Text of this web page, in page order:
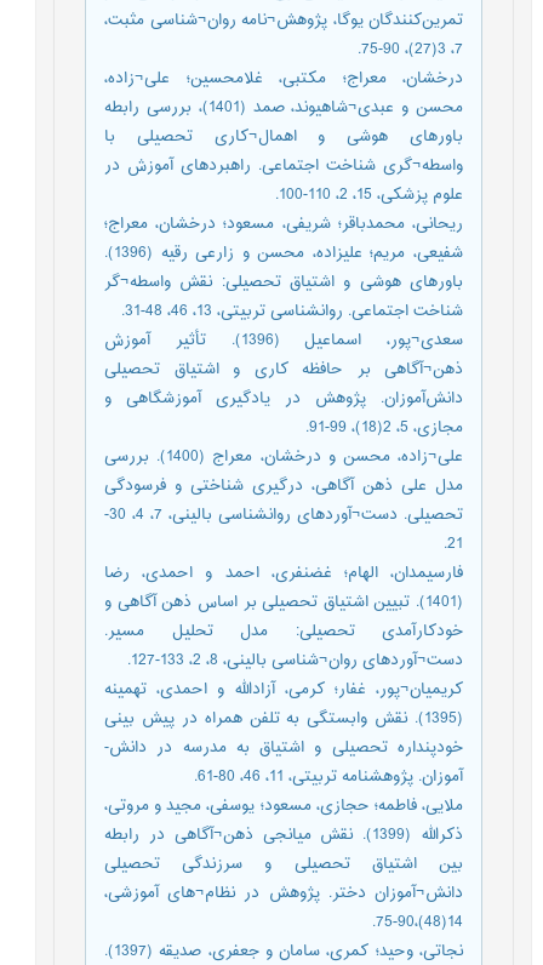
تمرین‌کنندگان یوگا، پژوهش¬نامه روان¬شناسی مثبت،
7، 3(27)، 90-75.
درخشان، معراج؛ مکتبی، غلامحسین؛ علی¬زاده،
محسن و عبدی¬شاهیوند، صمد (1401)، بررسی رابطه
باورهای هوشی و اهمال¬کاری تحصیلی با
واسطه¬گری شناخت اجتماعی. راهبردهای آموزش در
علوم پزشکی، 15، 2، 110-100.
ریحانی، محمدباقر؛ شریفی، مسعود؛ درخشان، معراج؛
شفیعی، مریم؛ علیزاده، محسن و زارعی رقیه (1396).
باورهای هوشی و اشتیاق تحصیلی: نقش واسطه¬گر
شناخت اجتماعی. روانشناسی تربیتی، 13، 46، 48-31.
سعدی¬پور، اسماعیل (1396). تأثیر آموزش
ذهن¬آگاهی بر حافظه کاری و اشتیاق تحصیلی
دانش‌آموزان. پژوهش در یادگیری آموزشگاهی و
مجازی، 5، 2(18)، 99-91.
علی¬زاده، محسن و درخشان، معراج (1400). بررسی
مدل علی ذهن آگاهی، درگیری شناختی و فرسودگی
تحصیلی. دست¬آوردهای روانشناسی بالینی، 7، 4، 30-
21.
فارسیمدان، الهام؛ غضنفری، احمد و احمدی، رضا
(1401). تبیین اشتیاق تحصیلی بر اساس ذهن آگاهی و
خودکارآمدی تحصیلی: مدل تحلیل مسیر.
دست¬آوردهای روان¬شناسی بالینی، 8، 2، 133-127.
کریمیان¬پور، غفار؛ کرمی، آزادالله و احمدی، تهمینه
(1395). نقش وابستگی به تلفن همراه در پیش بینی
خودپنداره تحصیلی و اشتیاق به مدرسه در دانش-
آموزان. پژوهشنامه تربیتی، 11، 46، 80-61.
ملایی، فاطمه؛ حجازی، مسعود؛ یوسفی، مجید و مروتی،
ذکرالله (1399). نقش میانجی ذهن¬آگاهی در رابطه
بین اشتیاق تحصیلی و سرزندگی تحصیلی
دانش¬آموزان دختر. پژوهش در نظام¬های آموزشی،
14(48)،90-75.
نجاتی، وحید؛ کمری، سامان و جعفری، صدیقه (1397).